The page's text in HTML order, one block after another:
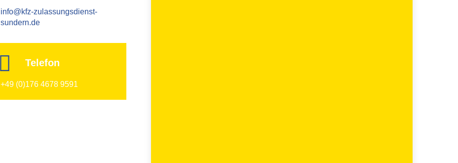
info@kfz-zulassungsdienst-
sundern.de
Telefon
+49 (0)176 4678 9591